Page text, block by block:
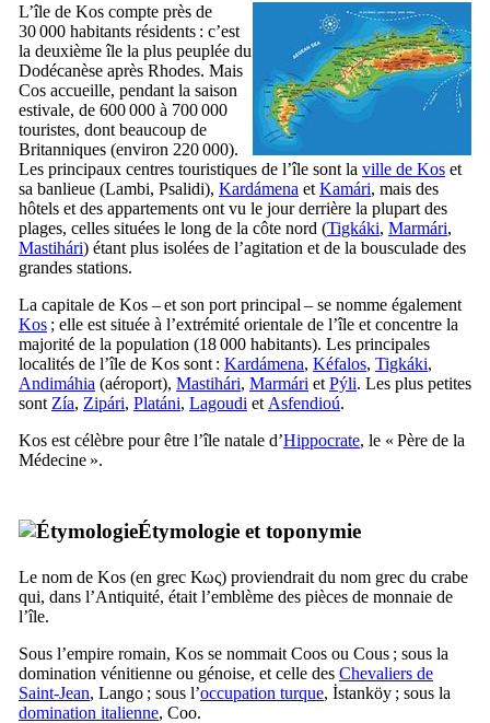
L’île de Kos compte près de
30 000 habitants résidents : c’est
la deuxième île la plus peuplée du
Dodécanèse après Rhodes. Mais
Cos accueille, pendant la saison
estivale, de 600 000 à 700 000
touristes, dont beaucoup de
Britanniques (environ 220 000).
Les principaux centres touristiques de l’île sont la ville de Kos et
sa banlieue (Lambi, Psalidi), Kardámena et Kamári, mais des
hôtels et des appartements ont vu le jour derrière la plupart des
plages, celles situées le long de la côte nord (Tigkáki, Marmári,
Mastihári) étant plus isolées de l’agitation et de la bousculade des
grandes stations.
La capitale de Kos – et son port principal – se nomme également
Kos ; elle est située à l’extrémité orientale de l’île et concentre la
majorité de la population (18 000 habitants). Les principales
localités de l’île de Kos sont : Kardámena, Kéfalos, Tigkáki,
Andimáhia (aéroport), Mastihári, Marmári et Pýli. Les plus petites
sont Zía, Zipári, Platáni, Lagoudi et Asfendioú.
Kos est célèbre pour être l’île natale d’Hippocrate, le « Père de la
Médecine ».
Étymologie et toponymie
Le nom de Kos (en grec Κως) proviendrait du nom grec du crabe
qui, dans l’Antiquité, était l’emblème des pièces de monnaie de
l’île.
Sous l’empire romain, Kos se nommait Coos ou Cous ; sous la
domination vénitienne ou génoise, et celle des Chevaliers de
Saint-Jean, Lango ; sous l’occupation turque, İstanköy ; sous la
domination italienne, Coo.